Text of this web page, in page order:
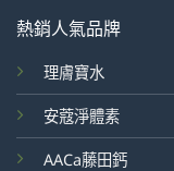
熱銷人氣品牌
理膚寶水
安蔻淨體素
AACa藤田鈣